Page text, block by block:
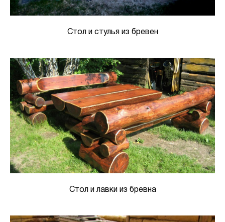
Стол и стулья из бревен
Стол и лавки из бревна